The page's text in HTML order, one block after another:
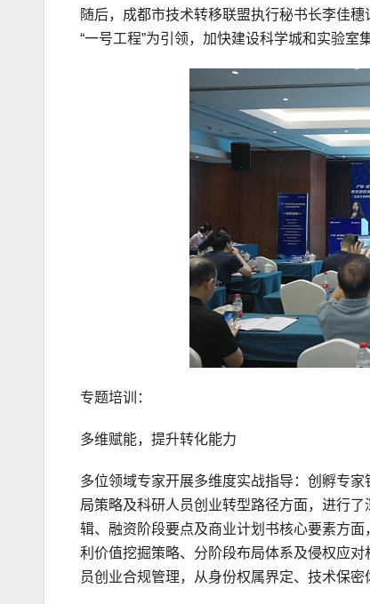
随后，成都市技术转移联盟执行秘书长李佳
“一号工程”为引领，加快建设科学城和实验室
专题培训：
多维赋能，提升转化能力
多位领域专家开展多维度实战指导：创孵专
局策略及科研人员创业转型路径方面，进行
辑、融资阶段要点及商业计划书核心要素方
利价值挖掘策略、分阶段布局体系及侵权应
员创业合规管理，从身份权属界定、技术保